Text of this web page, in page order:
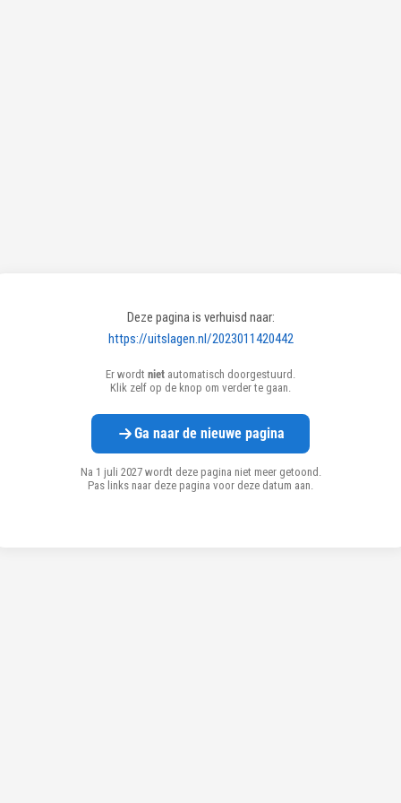
Deze pagina is verhuisd naar:
https://uitslagen.nl/2023011420442
Er wordt niet automatisch doorgestuurd.
Klik zelf op de knop om verder te gaan.
Ga naar de nieuwe pagina
Na 1 juli 2027 wordt deze pagina niet meer getoond.
Pas links naar deze pagina voor deze datum aan.